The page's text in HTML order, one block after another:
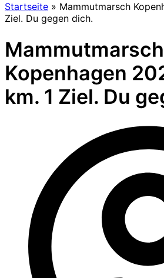
Startseite » Mammutmarsch
Ziel. Du gegen dich.
Mammutmarsch
Kopenhagen
km. 1 Ziel. Du